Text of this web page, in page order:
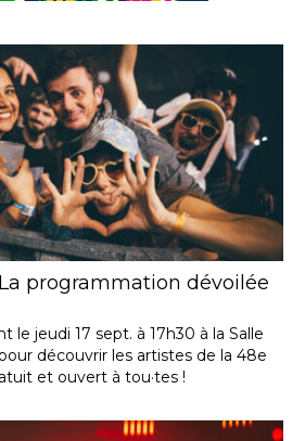
programmation dévoilée
le jeudi 17 sept. à 17h30 à la Salle
découvrir les artistes de la 48e
et ouvert à tou·tes !